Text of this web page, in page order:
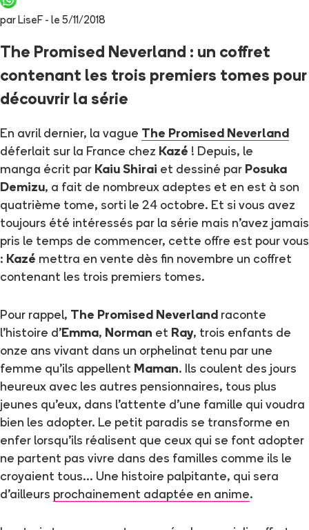
par LiseF - le 5/11/2018
The Promised Neverland : un coffret
contenant les trois premiers tomes pour
découvrir la série
En avril dernier, la vague The Promised Neverland
déferlait sur la France chez Kazé ! Depuis, le
manga écrit par Kaiu Shirai et dessiné par Posuka
Demizu, a fait de nombreux adeptes et en est à son
quatrième tome, sorti le 24 octobre. Et si vous avez
toujours été intéressés par la série mais n'avez jamais
pris le temps de commencer, cette offre est pour vous
: Kazé mettra en vente dès fin novembre un coffret
contenant les trois premiers tomes.
Pour rappel, The Promised Neverland raconte
l'histoire d'Emma, Norman et Ray, trois enfants de
onze ans vivant dans un orphelinat tenu par une
femme qu'ils appellent Maman. Ils coulent des jours
heureux avec les autres pensionnaires, tous plus
jeunes qu'eux, dans l'attente d'une famille qui voudra
bien les adopter. Le petit paradis se transforme en
enfer lorsqu'ils réalisent que ceux qui se font adopter
ne partent pas vivre dans des familles comme ils le
croyaient tous... Une histoire palpitante, qui sera
d'ailleurs prochainement adaptée en anime.